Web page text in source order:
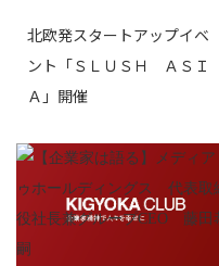
北欧発スタートアップイベ
ント「ＳＬＵＳＨ ＡＳＩ
Ａ」開催